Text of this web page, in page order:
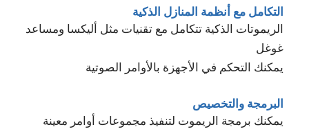
التكامل مع أنظمة المنازل الذكية
الريموتات الذكية تتكامل مع تقنيات مثل أليكسا ومساعد
غوغل
يمكنك التحكم في الأجهزة بالأوامر الصوتية
البرمجة والتخصيص
يمكنك برمجة الريموت لتنفيذ مجموعات أوامر معينة